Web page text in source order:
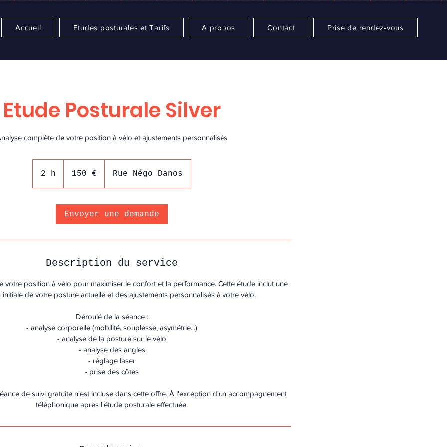
Accueil Etudes posturales et Tarifs A propos Contact Prise de rendez-vous
Etude Posturale Silver
complète de votre position à vélo et ajustements personnalisés
2 h
h
150 € Rue Négo Danos
Envoyer une demande
Description du service
votre position à vélo pour maximiser le confort et la performance. Cette étude inclut une
initiale de votre posture actuelle et des ajustements personnalisés à votre vélo.
Déroulé de la séance :
- analyse corporelle (mobilité, souplesse, asymétrie...)
- analyse de la posture sur le vélo
- analyse des angles
- réglage laser
- prise des côtes
de suivi gratuite n'est incluse dans cette offre. À l'exception d'un accompagnement
téléphonique après l'étude posturale effectuée.